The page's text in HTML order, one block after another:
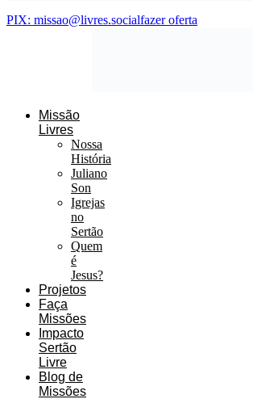
PIX: missao@livres.socialfazer oferta
Missão
Livres
Nossa
História
Juliano
Son
Igrejas
no
Sertão
Quem
é
Jesus?
Projetos
Faça
Missões
Impacto
Sertão
Livre
Blog de
Missões